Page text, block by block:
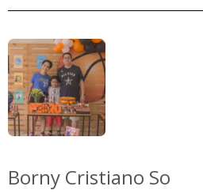
Borny Cristiano So